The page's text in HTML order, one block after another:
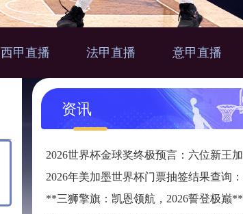
西甲直播 法甲直播 意甲直播
资讯
**三狮擎旗：凯恩领航，2026誓登极巅**